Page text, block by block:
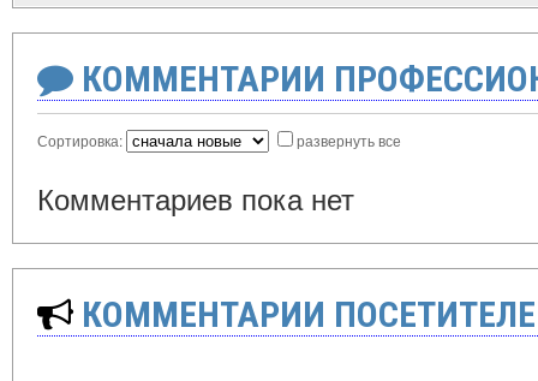
КОММЕНТАРИИ
Сортировка: развернуть все
Комментариев пока нет
КОММЕНТАРИИ